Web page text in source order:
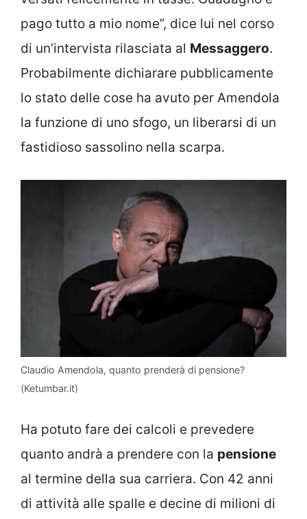
pago tutto a mio nome”, dice lui nel corso
di un’intervista rilasciata al Messaggero.
Probabilmente dichiarare pubblicamente
lo stato delle cose ha avuto per Amendola
la funzione di uno sfogo, un liberarsi di un
fastidioso sassolino nella scarpa.
Claudio Amendola, quanto prenderà di pensione?
(Ketumbar.it)
Ha potuto fare dei calcoli e prevedere
quanto andrà a prendere con la pensione
al termine della sua carriera. Con 42 anni
di attività alle spalle e decine di milioni di